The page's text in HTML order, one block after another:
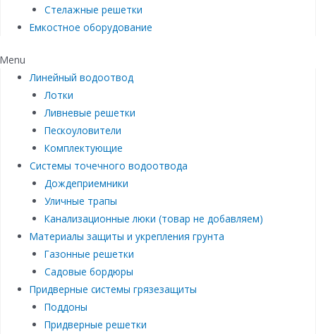
Стелажные решетки
Емкостное оборудование
Menu
Линейный водоотвод
Лотки
Ливневые решетки
Пескоуловители
Комплектующие
Системы точечного водоотвода
Дождеприемники
Уличные трапы
Канализационные люки (товар не добавляем)
Материалы защиты и укрепления грунта
Газонные решетки
Садовые бордюры
Придверные системы грязезащиты
Поддоны
Придверные решетки